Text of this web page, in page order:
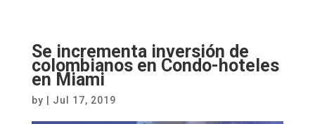
Se incrementa inversión de
colombianos en Condo-hoteles
en Miami
by Jul 17, 2019